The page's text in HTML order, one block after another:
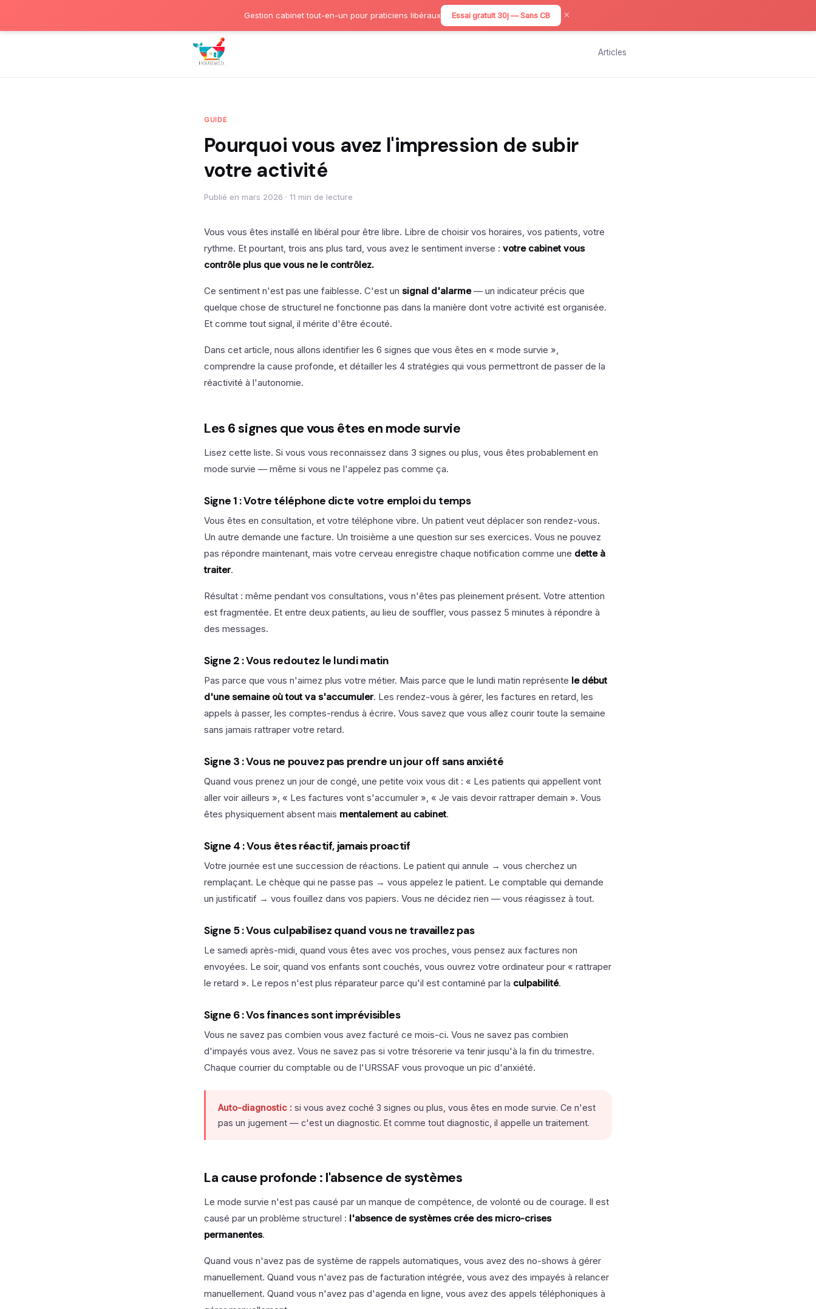
Gestion cabinet tout-en-un pour praticiens libéraux Essai gratuit 30j — Sans CB ×
Articles
GUIDE
Pourquoi vous avez l'impression de subir
votre activité
Publié en mars 2026 · 11 min de lecture
Vous vous êtes installé en libéral pour être libre. Libre de choisir vos horaires, vos patients, votre
rythme. Et pourtant, trois ans plus tard, vous avez le sentiment inverse : votre cabinet vous
contrôle plus que vous ne le contrôlez.
Ce sentiment n'est pas une faiblesse. C'est un signal d'alarme— un indicateur précis que
quelque chose de structurel ne fonctionne pas dans la manière dont votre activité est organisée.
Et comme tout signal, il mérite d'être écouté.
Dans cet article, nous allons identifier les 6 signes que vous êtes en « mode survie »,
comprendre la cause profonde, et détailler les 4 stratégies qui vous permettront de passer de la
réactivité à l'autonomie.
Les 6 signes que vous êtes en mode survie
Lisez cette liste. Si vous vous reconnaissez dans 3 signes ou plus, vous êtes probablement en
mode survie — même si vous ne l'appelez pas comme ça.
Signe 1 : Votre téléphone dicte votre emploi du temps
Vous êtes en consultation, et votre téléphone vibre. Un patient veut déplacer son rendez-vous.
Un autre demande une facture. Un troisième a une question sur ses exercices. Vous ne pouvez
pas répondre maintenant, mais votre cerveau enregistre chaque notification comme une dette à
traiter.
Résultat : même pendant vos consultations, vous n'êtes pas pleinement présent. Votre attention
est fragmentée. Et entre deux patients, au lieu de souffler, vous passez 5 minutes à répondre à
des messages.
Signe 2 : Vous redoutez le lundi matin
Pas parce que vous n'aimez plus votre métier. Mais parce que le lundi matin représente le début
d'une semaine où tout va s'accumuler. Les rendez-vous à gérer, les factures en retard, les
appels à passer, les comptes-rendus à écrire. Vous savez que vous allez courir toute la semaine
sans jamais rattraper votre retard.
Signe 3 : Vous ne pouvez pas prendre un jour off sans anxiété
Quand vous prenez un jour de congé, une petite voix vous dit : « Les patients qui appellent vont
aller voir ailleurs », « Les factures vont s'accumuler », « Je vais devoir rattraper demain ». Vous
êtes physiquement absent mais mentalement au cabinet.
Signe 4 : Vous êtes réactif, jamais proactif
Votre journée est une succession de réactions. Le patient qui annule → vous cherchez un
remplaçant. Le chèque qui ne passe pas → vous appelez le patient. Le comptable qui demande
un justificatif → vous fouillez dans vos papiers. Vous ne décidez rien — vous réagissez à tout.
Signe 5 : Vous culpabilisez quand vous ne travaillez pas
Le samedi après-midi, quand vous êtes avec vos proches, vous pensez aux factures non
envoyées. Le soir, quand vos enfants sont couchés, vous ouvrez votre ordinateur pour « rattraper
le retard ». Le repos n'est plus réparateur parce qu'il est contaminé par la culpabilité.
Signe 6 : Vos finances sont imprévisibles
Vous ne savez pas combien vous avez facturé ce mois-ci. Vous ne savez pas combien
d'impayés vous avez. Vous ne savez pas si votre trésorerie va tenir jusqu'à la fin du trimestre.
Chaque courrier du comptable ou de l'URSSAF vous provoque un pic d'anxiété.
Auto-diagnostic : si vous avez coché 3 signes ou plus, vous êtes en mode survie. Ce n'est
pas un jugement — c'est un diagnostic. Et comme tout diagnostic, il appelle un traitement.
La cause profonde : l'absence de systèmes
Le mode survie n'est pas causé par un manque de compétence, de volonté ou de courage. Il est
causé par un problème structurel : l'absence de systèmes crée des micro-crises
permanentes.
Quand vous n'avez pas de système de rappels automatiques, vous avez des no-shows à gérer
manuellement. Quand vous n'avez pas de facturation intégrée, vous avez des impayés à relancer
manuellement. Quand vous n'avez pas d'agenda en ligne, vous avez des appels téléphoniques à